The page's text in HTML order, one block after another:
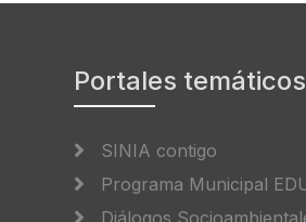
Portales temáticos
SINIA contigo
Programa Municipal
Diálogos